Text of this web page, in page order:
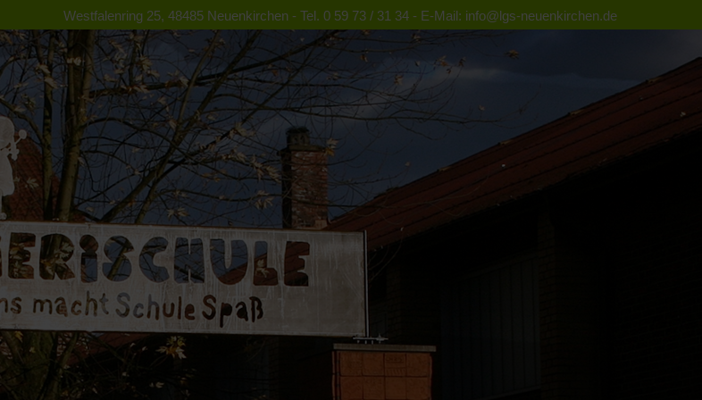
Westfalenring 25, 48485 Neuenkirchen - Tel. 0 59 73 / 31 34 - E-Mail: info@lgs-neuenkirchen.de